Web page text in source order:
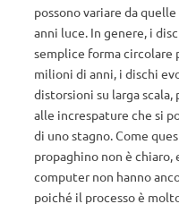
possono variare da
anni luce. In genere, i
semplice forma circolare
milioni di anni, i dischi
distorsioni su larga
alle increspature che si
di uno stagno. Come
propaghino non è chiaro,
computer non hanno
poiché il processo è